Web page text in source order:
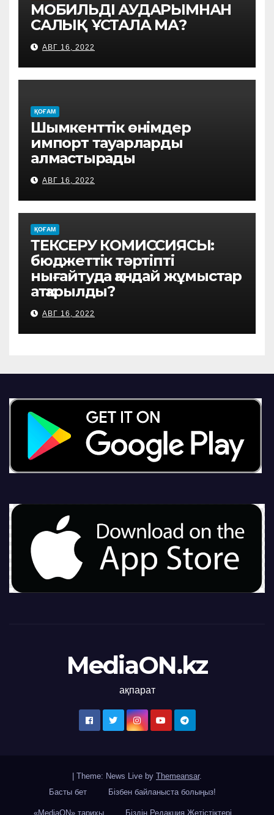
МОБИЛЬДІ АУДАРЫМНАН
САЛЫҚ ҰСТАЛА МА?
АВГ 16, 2022
ҚОҒАМ
Шымкенттік өнімдер
импорт тауарларды
алмастырады
АВГ 16, 2022
ҚОҒАМ
ТЕКСЕРУ КОМИССИЯСЫ:
бюджеттік тәртіпті
нығайтуда қандай жұмыстар
атқарылды?
АВГ 16, 2022
MediaON.kz
ақпарат
| Theme: News Live by Themeansar.
Басты бет
Бізбен байланыста болыңыз!
«MediaON» тарихы Біздің Редакция Жетістіктері